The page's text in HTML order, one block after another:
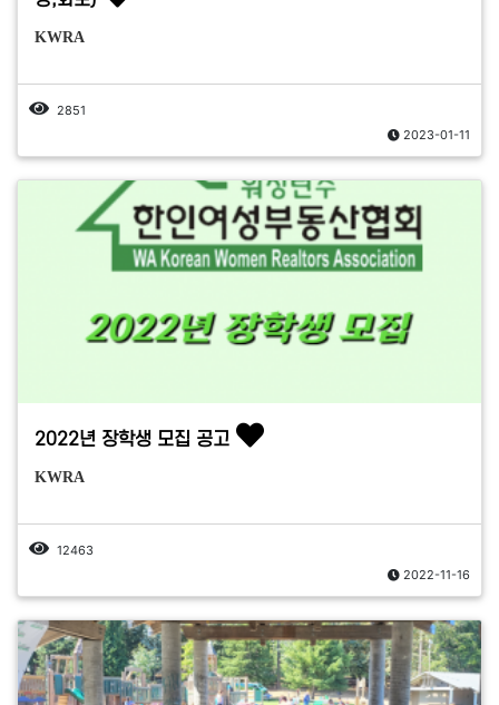
KWRA
2851
2023-01-11
2022년 장학생 모집 공고
KWRA
12463
2022-11-16